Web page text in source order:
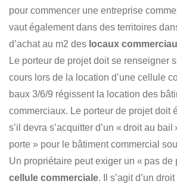
pour commencer une entreprise
vaut également dans des territoires
d’achat au m2 des locaux
Le porteur de projet doit se renseigner
cours lors de la location d’une cellule
baux 3/6/9 régissent la location des
commerciaux. Le porteur de projet doit
s’il devra s’acquitter d’un « droit au bail
porte » pour le bâtiment commercial
Un propriétaire peut exiger un « pas de
cellule commerciale. Il s’agit d’un